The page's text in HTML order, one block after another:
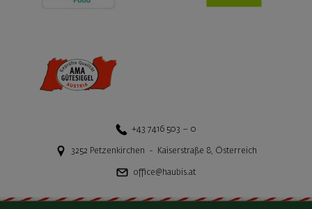
+43 7416 503 – 0
3252 Petzenkirchen - Kaiserstraße 8, Österreich
office@haubis.at